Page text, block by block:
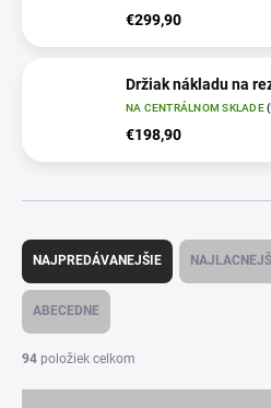
€299,90
Držiak nákladu na
NA CENTRÁLNOM SKLADE
€198,90
R
d
n
i
NAJPREDÁVANEJŠIE
ABECEDNE
94 položiek celkom